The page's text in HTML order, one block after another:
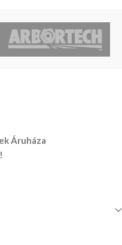
Áruháza